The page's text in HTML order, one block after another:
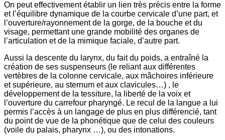
On peut effectivement établir un lien très précis entre la forme
et l’équilibre dynamique de la courbe cervicale d’une part, et
l’ouverture/rayonnement de la gorge, de la bouche et du
visage, permettant une grande mobilité des organes de
l’articulation et de la mimique faciale, d’autre part.
Aussi la descente du larynx, du fait du poids, a entraîné la
création de ses suspenseurs (le reliant aux différentes
vertèbres de la colonne cervicale, aux mâchoires inférieure
et supérieure, au sternum et aux clavicules…) , le
développement de la tessiture, la liberté de la voix et
l’ouverture du carrefour pharyngé. Le recul de la langue a lui
permis l’accès à un langage de plus en plus différencié, tant
du point de vue de la phonétique que de celui des couleurs
(voile du palais, pharynx …), ou des intonations.